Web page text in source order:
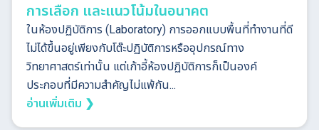
การเลือก และแนวโน้มในอนาคต
ในห้องปฏิบัติการ (Laboratory) การออกแบบพื้นที่ทำงานที่ดี
ไม่ได้ขึ้นอยู่เพียงกับโต๊ะปฏิบัติการหรืออุปกรณ์ทาง
วิทยาศาสตร์เท่านั้น แต่เก้าอี้ห้องปฏิบัติการก็เป็นองค์
ประกอบที่มีความสำคัญไม่แพ้กัน...
อ่านเพิ่มเติม ❯